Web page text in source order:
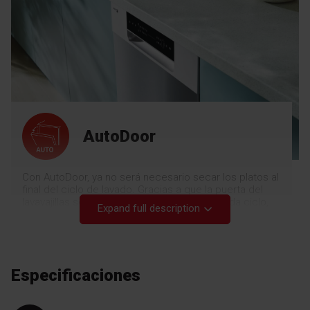
AutoDoor
Con AutoDoor, ya no será necesario secar los platos al
lavavajillas se abre ligeramente al final de cada ciclo,
los platos se secan de forma rápida y sin tu
intervención. Es una solución completamente segura
causa daños. Más cómodo y menos consumo
Expand full description
Especificaciones